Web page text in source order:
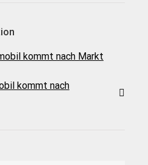
kommt nach Markt
kommt nach